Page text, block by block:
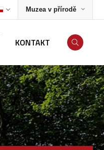
Muzea v přírodě
KONTAKT